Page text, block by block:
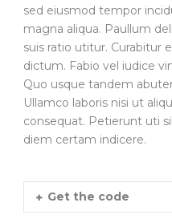
sed eiusmod tempor
magna aliqua. Paullum
suis ratio utitur. Curabitur
dictum. Fabio vel iudice
Quo usque tandem
Ullamco laboris nisi ut
consequat. Petierunt uti
diem certam indicere.
Get the code